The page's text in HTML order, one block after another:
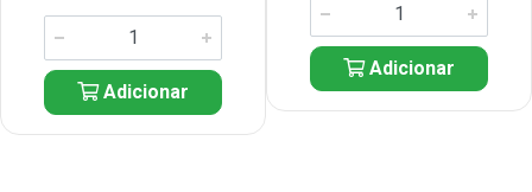
Adicionar
Adicionar